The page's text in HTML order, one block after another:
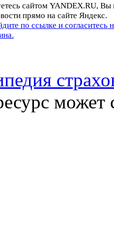
сайтом YANDEX.RU, Вы
прямо на сайте Яндекс.
по ссылке и согласитесь
может